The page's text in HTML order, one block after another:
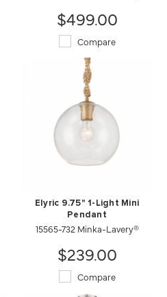
$499.00
Compare
Elyric 9.75" 1-Light Mini
Pendant
15565-732 Minka-Lavery®
$239.00
Compare